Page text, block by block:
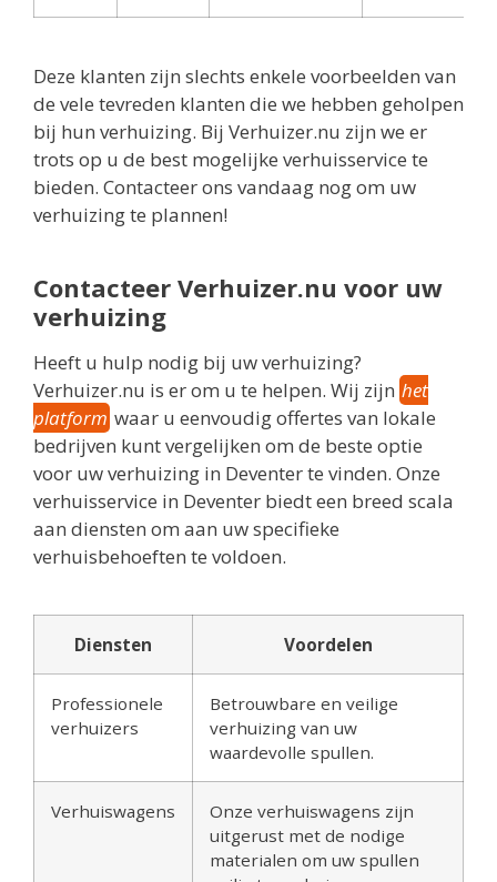
Deze klanten zijn slechts enkele voorbeelden van
de vele tevreden klanten die we hebben geholpen
bij hun verhuizing. Bij Verhuizer.nu zijn we er
trots op u de best mogelijke verhuisservice te
bieden. Contacteer ons vandaag nog om uw
verhuizing te plannen!
Contacteer Verhuizer.nu voor uw
verhuizing
Heeft u hulp nodig bij uw verhuizing?
Verhuizer.nu is er om u te helpen. Wij zijn het
platform waar u eenvoudig offertes van lokale
bedrijven kunt vergelijken om de beste optie
voor uw verhuizing in Deventer te vinden. Onze
verhuisservice in Deventer biedt een breed scala
aan diensten om aan uw specifieke
verhuisbehoeften te voldoen.
Diensten Voordelen
Professionele
verhuizers
Betrouwbare en veilige
verhuizing van uw
waardevolle spullen.
Verhuiswagens
Onze verhuiswagens zijn
uitgerust met de nodige
materialen om uw spullen